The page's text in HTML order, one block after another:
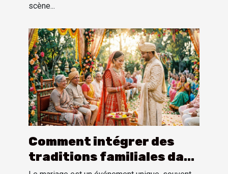
scène...
Comment intégrer des
traditions familiales dans